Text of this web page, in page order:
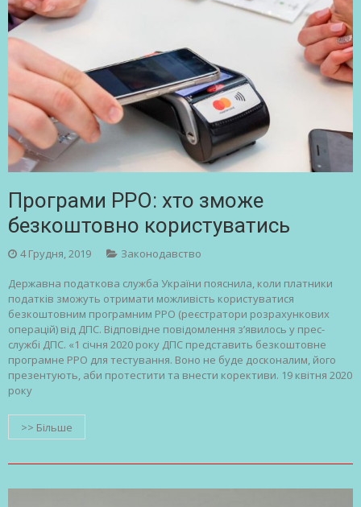
Програми РРО: хто зможе
безкоштовно користуватись
4 Грудня, 2019 Законодавство
Державна податкова служба України пояснила, коли платники
податків зможуть отримати можливість користуватися
безкоштовним програмним РРО (реєстратори розрахункових
операцій) від ДПС. Відповідне повідомлення з’явилось у прес-
службі ДПС. «1 січня 2020 року ДПС представить безкоштовне
програмне РРО для тестування. Воно не буде досконалим, його
презентують, аби протестити та внести корективи. 19 квітня 2020
року
>> Більше